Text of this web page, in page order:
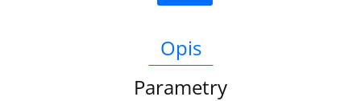
Opis
Parametry